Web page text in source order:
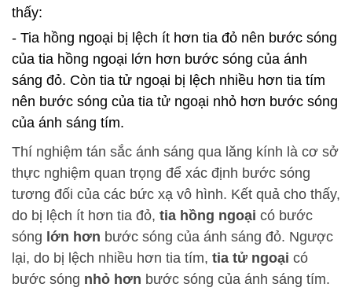
thấy:
- Tia hồng ngoại bị lệch ít hơn tia đỏ nên bước sóng
của tia hồng ngoại lớn hơn bước sóng của ánh
sáng đỏ. Còn tia tử ngoại bị lệch nhiều hơn tia tím
nên bước sóng của tia tử ngoại nhỏ hơn bước sóng
của ánh sáng tím.
Thí nghiệm tán sắc ánh sáng qua lăng kính là cơ sở
thực nghiệm quan trọng để xác định bước sóng
tương đối của các bức xạ vô hình. Kết quả cho thấy,
do bị lệch ít hơn tia đỏ, tia hồng ngoại có bước
sóng lớn hơn bước sóng của ánh sáng đỏ. Ngược
lại, do bị lệch nhiều hơn tia tím, tia tử ngoại có
bước sóng nhỏ hơn bước sóng của ánh sáng tím.